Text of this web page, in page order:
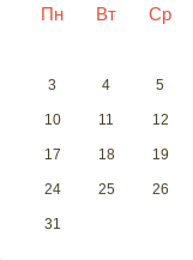
Пн Вт Ср
3 4 5
10 11 12
17 18 19
24 25 26
31